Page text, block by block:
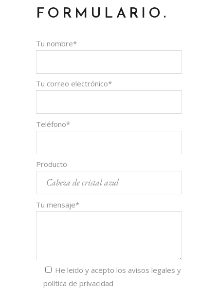
FORMULARIO.
Tu nombre*
Tu correo electrónico*
Teléfono*
Producto
Tu mensaje*
He leido y acepto los avisos legales y
política de privacidad